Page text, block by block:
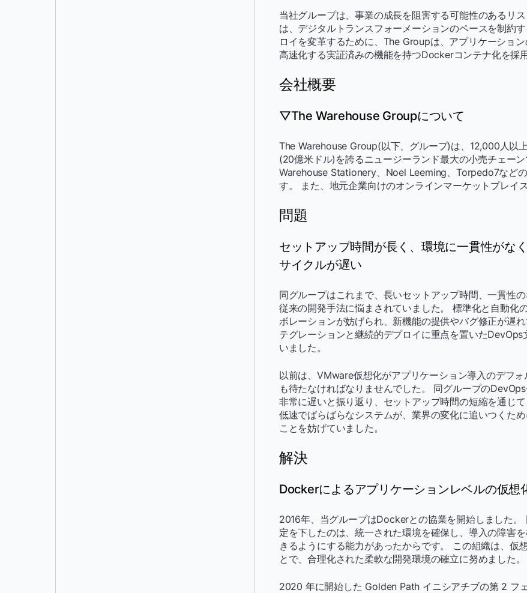
当社グループは、事業の成長を阻害する可能性のあるリ
は、デジタルトランスフォーメーションのペースを制約
ロイを変革するために、The Groupは、アプリケーショ
高速化する実証済みの機能を持つDockerコンテナ化を採
会社概要
▽The Warehouse Groupについて
The Warehouse Group(以下、グループ)は、12,000人以
(20億米ドル)を誇るニュージーランド最大の小売チェー
Warehouse Stationery、Noel Leeming、Torpedo7など
す。 また、地元企業向けのオンラインマーケットプレイ
問題
セットアップ時間が長く、環境に一貫性がな
サイクルが遅い
同グループはこれまで、長いセットアップ時間、一貫性
従来の開発手法に悩まされていました。 標準化と自動化
ボレーションが妨げられ、新機能の提供やバグ修正が遅
テグレーションと継続的デプロイに重点を置いた
いました。
以前は、VMware仮想化がアプリケーション導入のデフ
も待たなければなりませんでした。 同グループの
非常に遅いと振り返り、セットアップ時間の短縮を通じ
低速でばらばらなシステムが、業界の変化に追いつくた
ことを妨げていました。
解決
Dockerによるアプリケーションレベルの仮想
2016年、当グループはDockerとの協業を開始しました
定を下したのは、統一された環境を確保し、導入の障害
きるようにする能力があったからです。 この組織は、仮
とで、合理化された柔軟な開発環境の確立に努めました。
2020 年に開始した Golden Path イニシアチブの第 2 フ